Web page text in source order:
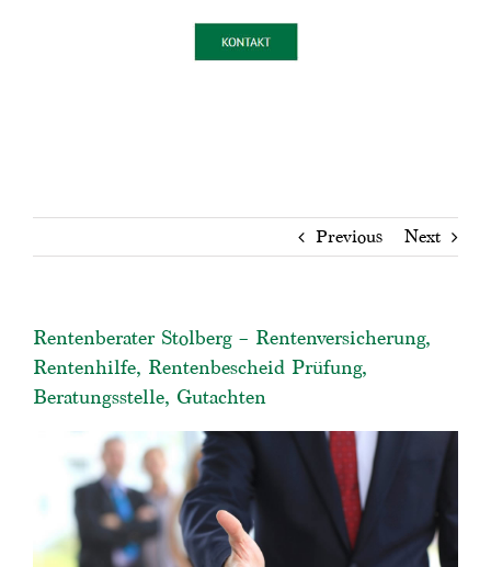
Previous Next
Rentenberater Stolberg – Rentenversicherung,
Rentenhilfe, Rentenbescheid Prüfung,
Beratungsstelle, Gutachten